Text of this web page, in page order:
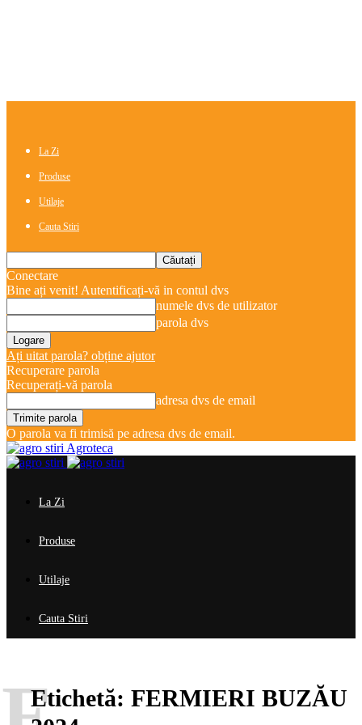
La Zi
Produse
Utilaje
Cauta Stiri
Conectare
Bine ați venit! Autentificați-vă in contul dvs
numele dvs de utilizator
parola dvs
Ați uitat parola? obține ajutor
Recuperare parola
Recuperați-vă parola
adresa dvs de email
O parola va fi trimisă pe adresa dvs de email.
Agroteca
La Zi
Produse
Utilaje
Cauta Stiri
Etichetă: FERMIERI BUZĂU